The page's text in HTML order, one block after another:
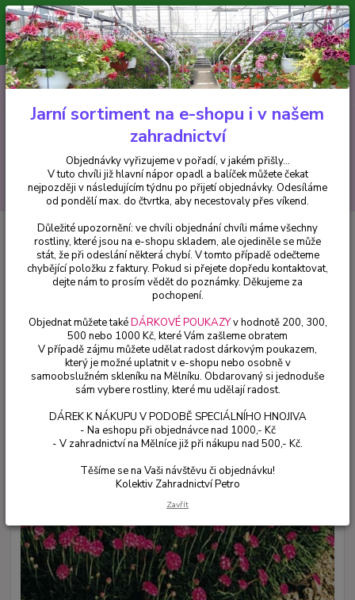
Minimální hodnota pro odeslání z e-shopu je 300 Kč.
V tuto chvíli již hlavní nápor objednávek opadl a balíček můžete čekat
nejpozději v následujícím týdnu po přijetí objednávky. Objednávky
vyřizujeme v pořadí, v jakém přišly...
CZK
Hledat
+420 602 223 614 0ks
za0 Kč
Trvalky Trávnička, Armeria Maritima Splendens )
Trávnička, Armeria Maritima
Splendens )
Jarní sortiment na e-shopu i v našem
zahradnictví
Objednávky vyřizujeme v pořadí, v jakém přišly...
V tuto chvíli již hlavní nápor opadl a balíček můžete čekat
nejpozději v následujícím týdnu po přijetí objednávky. Odesíláme
od pondělí max. do čtvrtka, aby necestovaly přes víkend.
Důležité upozornění: ve chvíli objednání chvíli máme všechny
rostliny, které jsou na e-shopu skladem, ale ojediněle se může
stát, že při odeslání některá chybí. V tomto případě odečteme
chybějící položku z faktury. Pokud si přejete dopředu kontaktovat,
dejte nám to prosím vědět do poznámky. Děkujeme za
pochopení.
Objednat můžete takéDÁRKOVÉ POUKAZYv hodnotě 200, 300,
500 nebo 1000 Kč, které Vám zašleme obratem
V případě zájmu můžete udělat radost dárkovým poukazem,
který je možné uplatnit v e-shopu nebo osobně v
samoobslužném skleníku na Mělníku. Obdarovaný si jednoduše
sám vybere rostliny, které mu udělají radost.
DÁREK K NÁKUPU V PODOBĚ SPECIÁLNÍHO HNOJIVA
- Na eshopu při objednávce nad 1000,- Kč
- V zahradnictví na Mělníce již při nákupu nad 500,- Kč.
Těšíme se na Vaši návštěvu či objednávku!
Kolektiv Zahradnictví Petro
Zavřít